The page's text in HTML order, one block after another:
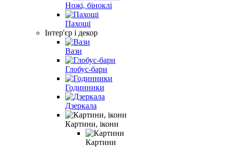
Ножі, біноклі
Пахощі
Інтер'єр і декор
Вази
Глобус-бари
Годинники
Дзеркала
Картини, ікони
Картини